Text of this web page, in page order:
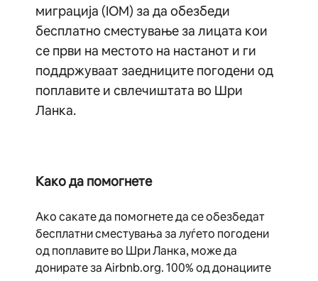
миграција (IOM) за да обезбеди
бесплатно сместување за лицата кои
се први на местото на настанот и ги
поддржуваат заедниците погодени од
поплавите и свлечиштата во Шри
Ланка.
Како да помогнете
Ако сакате да помогнете да се обезбедат
бесплатни сместувања за луѓето погодени
од поплавите во Шри Ланка, може да
донирате за Airbnb.org. 100% од донациите